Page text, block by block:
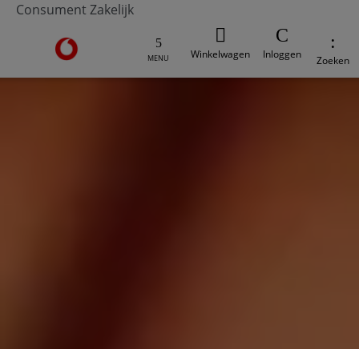
Consument Zakelijk
Ga naar de Vodafone homepage
MENU Winkelwagen Inloggen Zoeken